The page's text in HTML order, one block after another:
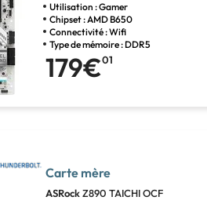
Utilisation : Gamer
Chipset : AMD B650
Connectivité : Wifi
Type de mémoire : DDR5
179€01
Carte mère
ASRockZ890 TAICHI OCF